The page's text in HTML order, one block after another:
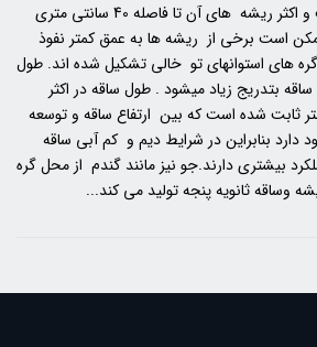
جو مانند گندم افشان است و اکثر ریشه های آن تا فاصله 40 سانتی متری
است برخی از ریشه ها به عمق کمتر نفوذ
های استوانهای تو خالی تشکیل شده اند. طول
بتدریج زیاد میشود . طول ساقه در اکثر
- 150سانتی متر ثابت شده است که بین ارتفاع ساقه و توسعه
بنابراین در شرایط دیم و کم آبی ساقه
بیشتری دارند.جو نیز مانند گندم از محل گره
وساقه ثانویه پنجه تولید می کند...